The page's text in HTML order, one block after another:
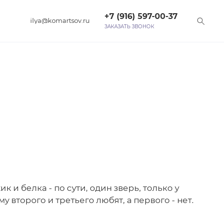
ilya@komartsov.ru +7 (916) 597-00-37‬
ЗАКАЗАТЬ ЗВОНОК
и белка - по сути, один зверь, только у
второго и третьего любят, а первого - нет.